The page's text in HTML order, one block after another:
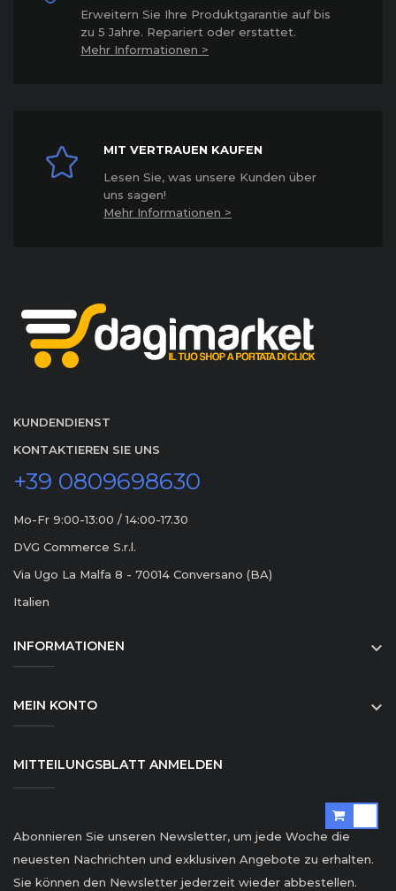
Erweitern Sie Ihre Produktgarantie auf bis
zu 5 Jahre. Repariert oder erstattet.
Mehr Informationen >
MIT VERTRAUEN KAUFEN
Lesen Sie, was unsere Kunden über
uns sagen!
Mehr Informationen >
KUNDENDIENST
KONTAKTIEREN SIE UNS
+39 0809698630
Mo-Fr 9:00-13:00 / 14:00-17.30
DVG Commerce S.r.l.
Via Ugo La Malfa 8 - 70014 Conversano (BA)
Italien
INFORMATIONEN 
MEIN KONTO 
MITTEILUNGSBLATT ANMELDEN
Abonnieren Sie unseren Newsletter, um jede Woche die
neuesten Nachrichten und exklusiven Angebote zu erhalten.
Sie können den Newsletter jederzeit wieder abbestellen.